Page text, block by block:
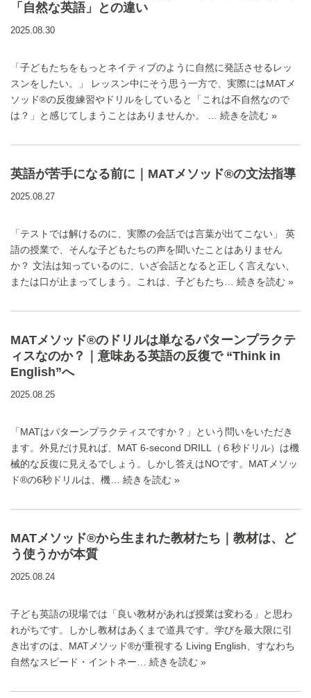
「自然な英語」との違い
2025.08.30
「子どもたちをもっとネイティブのように自然に発話させるレッ
スンをしたい。」 レッスン中にそう思う一方で、実際にはMATメ
ソッド®の反復練習やドリルをしていると「これは不自然なので
は？」と感じてしまうことはありませんか。 … 続きを読む »
英語が苦手になる前に｜MATメソッド®の文法指導
2025.08.27
「テストでは解けるのに、実際の会話では言葉が出てこない」 英
語の授業で、そんな子どもたちの声を聞いたことはありません
か？ 文法は知っているのに、いざ会話となると正しく言えない、
または口が止まってしまう。これは、子どもたち… 続きを読む »
MATメソッド®のドリルは単なるパターンプラクテ
ィスなのか？｜意味ある英語の反復で “Think in
English”へ
2025.08.25
「MATはパターンプラクティスですか？」という問いをいただき
ます。外見だけ見れば、MAT 6-second DRILL（６秒ドリル）は機
械的な反復に見えるでしょう。しかし答えはNOです。MATメソッ
ド®の6秒ドリルは、機… 続きを読む »
MATメソッド®から生まれた教材たち｜教材は、ど
う使うかが本質
2025.08.24
子ども英語の現場では「良い教材があれば授業は変わる」と思わ
れがちです。しかし教材はあくまで道具です。学びを最大限に引
き出すのは、MATメソッド®が重視する Living English、すなわち
自然なスピード・イントネー… 続きを読む »